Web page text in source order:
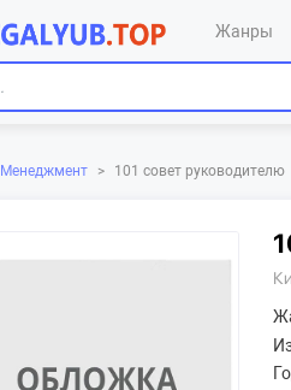
Жанры
Менеджмент > 101 совет руководителю